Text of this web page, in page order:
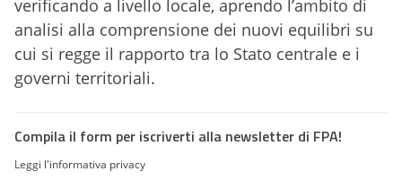
verificando a livello locale, aprendo l’ambito di
analisi alla comprensione dei nuovi equilibri su
cui si regge il rapporto tra lo Stato centrale e i
governi territoriali.
Compila il form per iscriverti alla newsletter di FPA!
Leggi l'informativa privacy